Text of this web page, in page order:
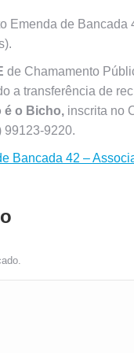
Emenda de
de Chamamento
a transferência de
é o Bicho, inscrita no
99123-9220.
Bancada 42 –